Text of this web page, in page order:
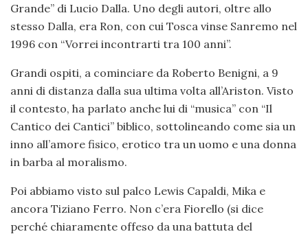
Grande” di Lucio Dalla. Uno degli autori, oltre allo
stesso Dalla, era Ron, con cui Tosca vinse Sanremo nel
1996 con “Vorrei incontrarti tra 100 anni”.
Grandi ospiti, a cominciare da Roberto Benigni, a 9
anni di distanza dalla sua ultima volta all’Ariston. Visto
il contesto, ha parlato anche lui di “musica” con “Il
Cantico dei Cantici” biblico, sottolineando come sia un
inno all’amore fisico, erotico tra un uomo e una donna
in barba al moralismo.
Poi abbiamo visto sul palco Lewis Capaldi, Mika e
ancora Tiziano Ferro. Non c’era Fiorello (si dice
perché chiaramente offeso da una battuta del